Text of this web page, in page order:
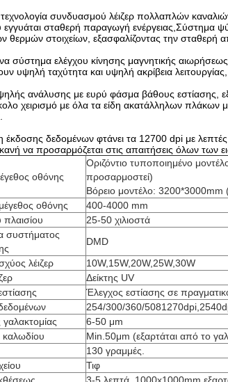
συνδυασμού λέιζερ πολλαπλών
εγγυάται σταθερή παραγωγή ενέργειας,Σύστημα
θερμών στοιχείων, εξασφαλίζοντας την σταθερή
σύστημα ελέγχου κίνησης μαγνητικής
υψηλή ταχύτητα και υψηλή ακρίβεια
ανάλυσης με ευρύ φάσμα βάθους εστίασης,
χειρισμό με όλα τα είδη ακατάλληλων πλάκων
έκδοσης δεδομένων φτάνει τα 12700 dpi με
να προσαρμόζεται στις απαιτήσεις όλων των
οθόνης
Οριζόντιο τυποποιημένο
προσαρμοστεί)
Βόρειο μοντέλο:
οθόνης
400-4000 mm
25-50 χιλιοστά
συστήματος
DMD
λέιζερ
10W,15W,20W,25W,30W
Δείκτης UV
Έλεγχος εστίασης σε
254/300/360/
6-50 μm
καλωδίου
Min.50μm (εξαρτάται από το
130 γραμμές.
Τιφ